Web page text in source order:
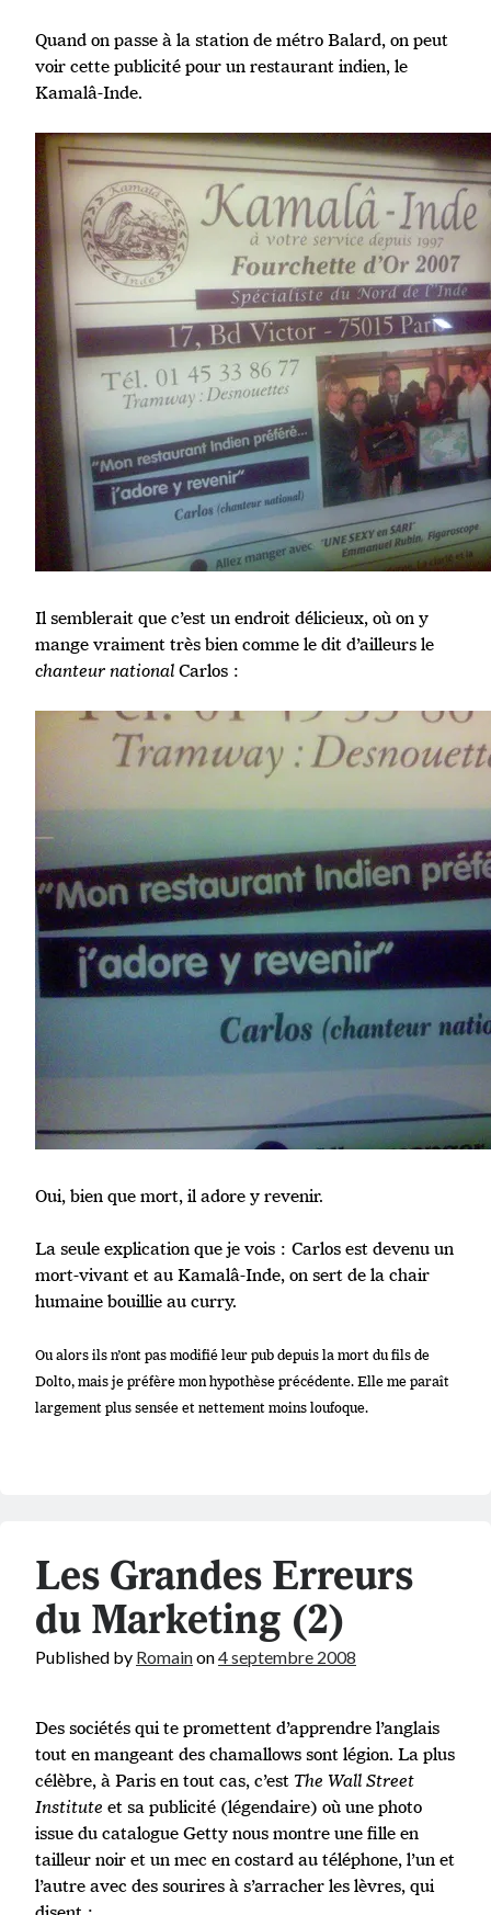
Quand on passe à la station de métro Balard, on peut
voir cette publicité pour un restaurant indien, le
Kamalâ-Inde.
Il semblerait que c’est un endroit délicieux, où on y
mange vraiment très bien comme le dit d’ailleurs le
chanteur nationalCarlos :
Oui, bien que mort, il adore y revenir.
La seule explication que je vois : Carlos est devenu un
mort-vivant et au Kamalâ-Inde, on sert de la chair
humaine bouillie au curry.
Ou alors ils n’ont pas modifié leur pub depuis la mort du fils de
Dolto, mais je préfère mon hypothèse précédente. Elle me paraît
largement plus sensée et nettement moins loufoque.
Les Grandes Erreurs
du Marketing (2)
Published by Romainon4 septembre 2008
Des sociétés qui te promettent d’apprendre l’anglais
tout en mangeant des chamallows sont légion. La plus
célèbre, à Paris en tout cas, c’est The Wall Street
Institute et sa publicité (légendaire) où une photo
issue du catalogue Getty nous montre une fille en
tailleur noir et un mec en costard au téléphone, l’un et
l’autre avec des sourires à s’arracher les lèvres, qui